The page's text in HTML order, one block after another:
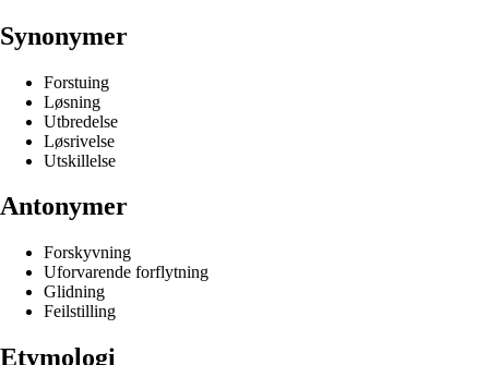
Synonymer
Forstuing
Løsning
Utbredelse
Løsrivelse
Utskillelse
Antonymer
Forskyvning
Uforvarende forflytning
Glidning
Feilstilling
Etymologi